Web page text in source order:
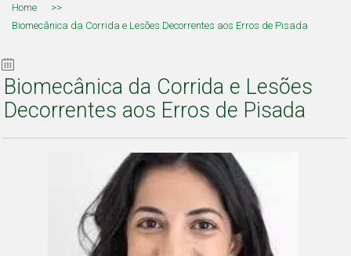
Home
>>
Biomecânica da Corrida e Lesões Decorrentes aos Erros de Pisada
Biomecânica da Corrida e Lesões
Decorrentes aos Erros de Pisada